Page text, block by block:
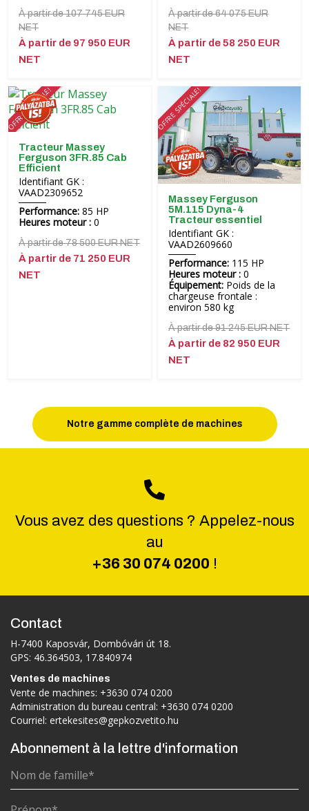
À partir de 107 745 EUR
NET
À partir de 97 950 EUR
NET
À partir de 64 075 EUR
NET
À partir de 58 250 EUR
NET
OFFRE SPÉCIALE!
Tracteur Massey
Ferguson 3FR.85 Cab
Efficient
Identifiant GK :
VAAD2309652
Performance: 85 HP
Heures moteur : 0
À partir de 78 500 EUR NET
À partir de 71 250 EUR
NET
OFFRE SPÉCIALE!
Massey Ferguson
5M.115 Dyna-4
Tracteur essentiel
Identifiant GK :
VAAD2609660
Performance: 115 HP
Heures moteur : 0
Équipement: Poids de la
chargeuse frontale :
environ 580 kg
À partir de 91 245 EUR NET
À partir de 82 950 EUR
NET
Notre gamme complète de machines
Vous avez des questions ? Appelez-nous
au
+36 30 074 0200 !
Contact
H-7400 Kaposvár, Dombóvári út 18.
GPS: 46.364503, 17.840974
Ventes de machines
Vente de machines: +3630 074 0200
Administration du bureau central: +3630 074 0200
Courriel: ertekesites@gepkozvetito.hu
Abonnement à la lettre d'information